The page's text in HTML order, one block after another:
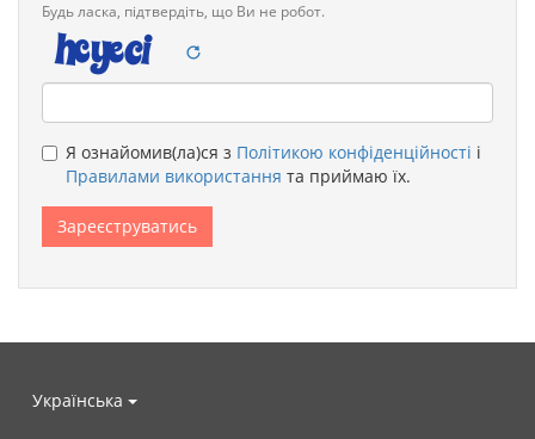
Будь ласка, підтвердіть, що Ви не робот.
Legal
remarks
Я ознайомив(ла)ся з Політикою конфіденційності і
Правилами використання та приймаю їх.
Українська